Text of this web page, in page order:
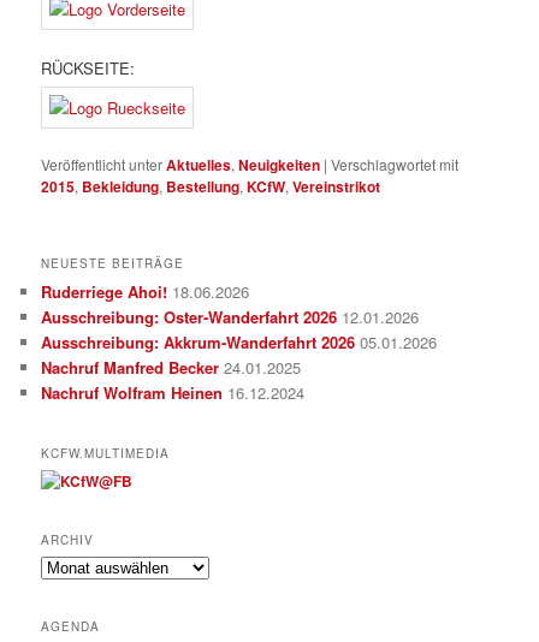
RÜCKSEITE:
Veröffentlicht unterAktuelles,Neuigkeiten |Verschlagwortet mit
2015, Bekleidung, Bestellung,KCfW,Vereinstrikot
NEUESTE BEITRÄGE
Ruderriege Ahoi! 18.06.2026
Ausschreibung: Oster-Wanderfahrt 2026 12.01.2026
Ausschreibung: Akkrum-Wanderfahrt 2026 05.01.2026
Nachruf Manfred Becker 24.01.2025
Nachruf Wolfram Heinen 16.12.2024
KCFW.MULTIMEDIA
ARCHIV
Archiv
AGENDA